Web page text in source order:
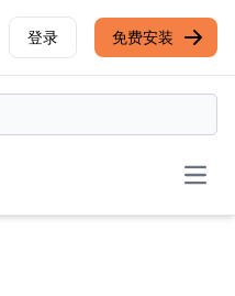
登录 免费安装